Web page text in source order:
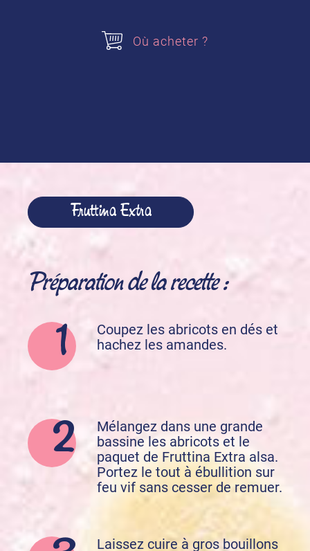
1kg d’abricots
100g d’amandes
Fruttina Extra
Préparation de la recette :
Coupez les abricots en dés et
hachez les amandes.
Mélangez dans une grande
bassine les abricots et le
paquet de Fruttina Extra alsa.
Portez le tout à ébullition sur
feu vif sans cesser de remuer.
Laissez cuire à gros bouillons
Où acheter ?